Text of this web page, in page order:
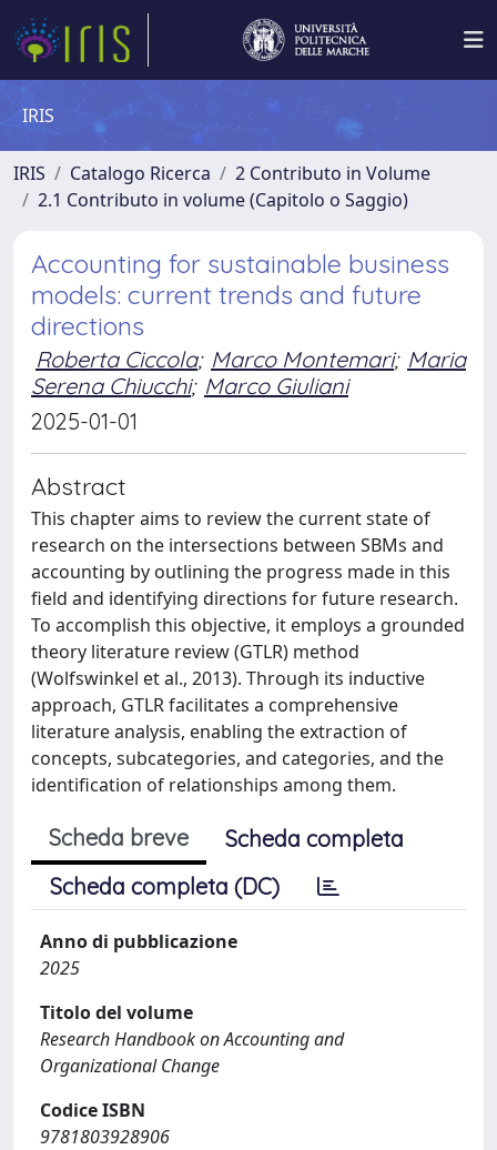
IRIS
IRIS Catalogo Ricerca
2 Contributo in Volume
2.1 Contributo in volume (Capitolo o Saggio)
Accounting for sustainable business
models: current trends and future
directions
Roberta Ciccola; Marco Montemari; Maria
Serena Chiucchi; Marco Giuliani
2025-01-01
Abstract
This chapter aims to review the current state of
research on the intersections between SBMs and
accounting by outlining the progress made in this
field and identifying directions for future research.
To accomplish this objective, it employs a grounded
theory literature review (GTLR) method
(Wolfswinkel et al., 2013). Through its inductive
approach, GTLR facilitates a comprehensive
literature analysis, enabling the extraction of
concepts, subcategories, and categories, and the
identification of relationships among them.
Scheda breve
Scheda completa
Scheda completa (DC)
Anno di pubblicazione
2025
Titolo del volume
Research Handbook on Accounting and
Organizational Change
Codice ISBN
9781803928906